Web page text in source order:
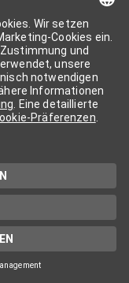
Anwendungen
fallen nur nach einer
Agentur.
für die
genutzt.
Verwendung ist nur mit
gerne zur Verfügung.